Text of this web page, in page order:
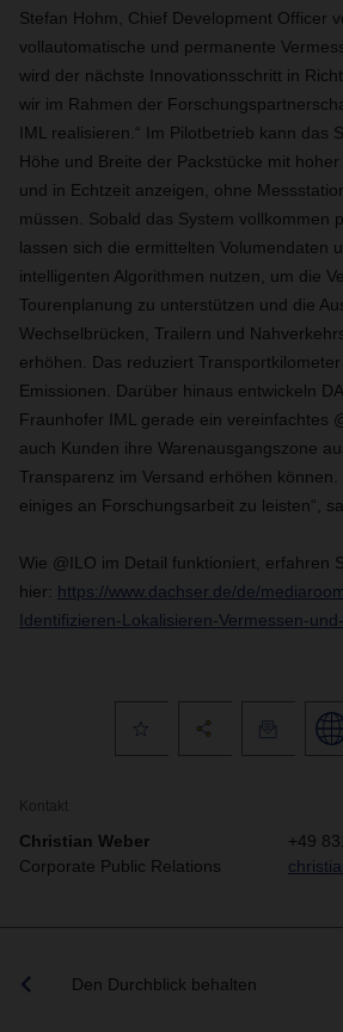
Stefan Hohm, Chief Development Officer
vollautomatische und permanente
wird der nächste Innovationsschritt in
wir im Rahmen der
IML realisieren.“ Im Pilotbetrieb kann das
Höhe und Breite der Packstücke mit
und in Echtzeit anzeigen, ohne
müssen. Sobald das System vollkommen
lassen sich die ermittelten Volumendaten
intelligenten Algorithmen nutzen, um die
Tourenplanung zu unterstützen und die
Wechselbrücken, Trailern und
erhöhen. Das reduziert
Emissionen. Darüber hinaus entwickeln
Fraunhofer IML gerade ein vereinfachtes
auch Kunden ihre Warenausgangszone
Transparenz im Versand erhöhen können.
einiges an Forschungsarbeit zu leisten“,
Wie @ILO im Detail funktioniert, erfahren
hier: https://www.dachser.de/de/
Identifizieren-Lokalisieren-Vermessen-
Kontakt
Christian Weber
Corporate Public Relations
+49
Den Durchblick behalten